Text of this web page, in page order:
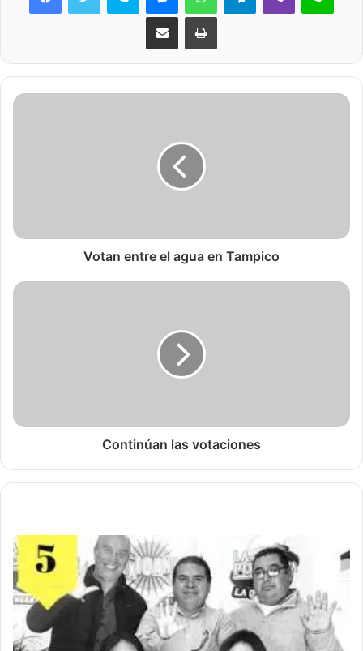
Share via Email Print
Votan entre el agua en Tampico
Continúan las votaciones